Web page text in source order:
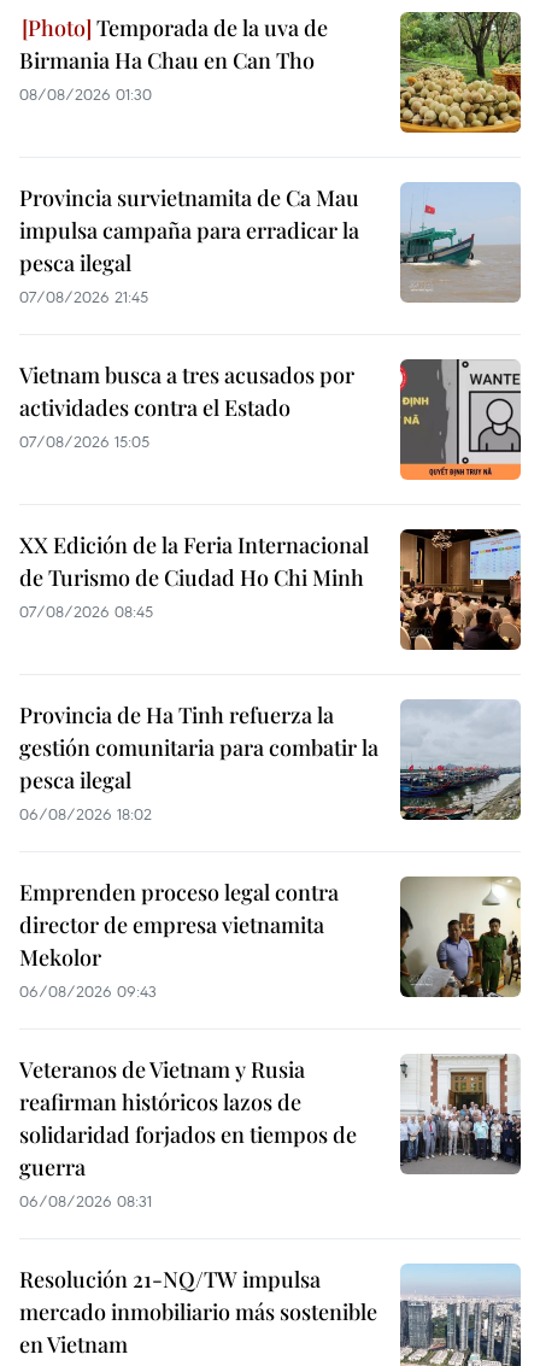
Temporada de la uva de
Birmania Ha Chau en Can Tho
08/08/2026 01:30
Provincia survietnamita de Ca Mau
impulsa campaña para erradicar la
pesca ilegal
07/08/2026 21:45
Vietnam busca a tres acusados por
actividades contra el Estado
07/08/2026 15:05
XX Edición de la Feria Internacional
de Turismo de Ciudad Ho Chi Minh
07/08/2026 08:45
Provincia de Ha Tinh refuerza la
gestión comunitaria para combatir la
pesca ilegal
06/08/2026 18:02
Emprenden proceso legal contra
director de empresa vietnamita
Mekolor
06/08/2026 09:43
Veteranos de Vietnam y Rusia
reafirman históricos lazos de
solidaridad forjados en tiempos de
guerra
06/08/2026 08:31
Resolución 21-NQ/TW impulsa
mercado inmobiliario más sostenible
en Vietnam